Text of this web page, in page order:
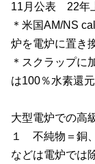
11 月公表 22年
＊米国AM/NS
炉を電炉に置き
＊スクラップに
は100％水素還
大型電炉での
１ 不純物＝銅
などは電炉では